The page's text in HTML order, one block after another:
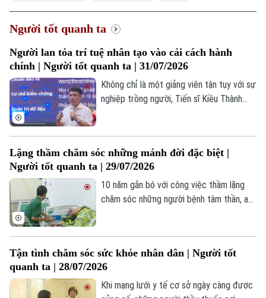
Thời sự
Chính trị
Xã hội
An ninh trật tự
Công nghệ
Hà Nội
Nhịp sống Hà Nội
Người Hà Nội
Ẩm thực
Thế giới
Tin tức
Quân sự
Hồ sơ
Người Việt 4 phương
Kinh tế
Cafe sáng
Tài chính Ngân hàng
Doanh nghiệp
Nhà đất
Tin tức
Đầu tư
Đất đai
Kinh nghiệm
Tàu và Xe
Ô tô
Tàu
Xe máy
Thị trường
Giáo dục
Tuyển sinh
Văn hóa
Tin tức
Sức khỏe
Người tốt quanh ta
Người lan tỏa trí tuệ nhân tạo vào cải cách hành
chính | Người tốt quanh ta | 31/07/2026
Không chỉ là một giảng viên tận tụy với sự
nghiệp trồng người, Tiến sĩ Kiều Thành
phong đưa trí tuệ nhân tạo AI vào thực
tiễn hành chính công, tạo nên sức lan tỏa
sâu rộng từ Thủ đô đến nhiều tỉnh, thành
phố trên cả nước.
Lặng thầm chăm sóc những mảnh đời đặc biệt |
Người tốt quanh ta | 29/07/2026
10 năm gắn bó với công việc thầm lặng
chăm sóc những người bệnh tâm thần, anh
tận tụy kiên nhẫn, bao dung và yêu thương
vô điều kiện, chăm sóc từng người bệnh
như chính người thân của mình.
Tận tình chăm sóc sức khỏe nhân dân | Người tốt
quanh ta | 28/07/2026
Khi mạng lưới y tế cơ sở ngày càng được